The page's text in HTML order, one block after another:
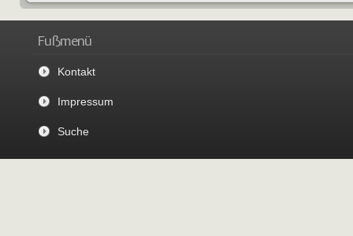
Fußmenü
Kontakt
Impressum
Suche